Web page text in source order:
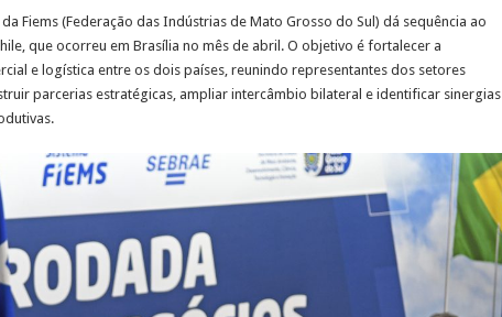
Fiems (Federação das Indústrias de Mato Grosso do Sul) dá sequência ao
que ocorreu em Brasília no mês de abril. O objetivo é fortalecer a
e logística entre os dois países, reunindo representantes dos setores
parcerias estratégicas, ampliar intercâmbio bilateral e identificar sinergias